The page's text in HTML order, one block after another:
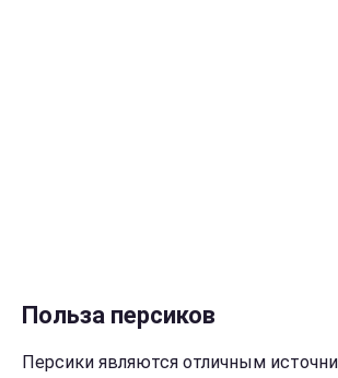
Польза персиков
Персики являются отличным